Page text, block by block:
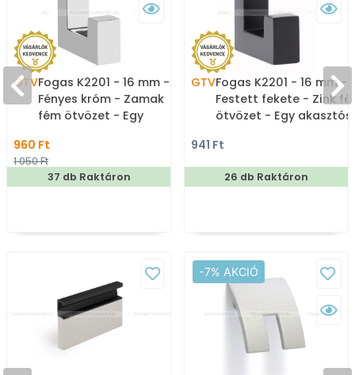
GTVFogas K2201 - 16 mm -
Fényes króm - Zamak
fém ötvözet - Egy
960 Ft
1 050 Ft
37 db Raktáron
GTVFogas K2201 - 16 mm -
Festett fekete - Zink
ötvözet - Egy akasztós
941 Ft
26 db Raktáron
-7% AKCIÓ